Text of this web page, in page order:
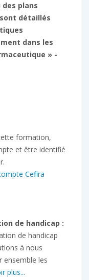
plans
détaillés
dans les
» -
formation,
et être identifié
Cefira
de handicap :
de handicap
à nous
ensemble les
plus...